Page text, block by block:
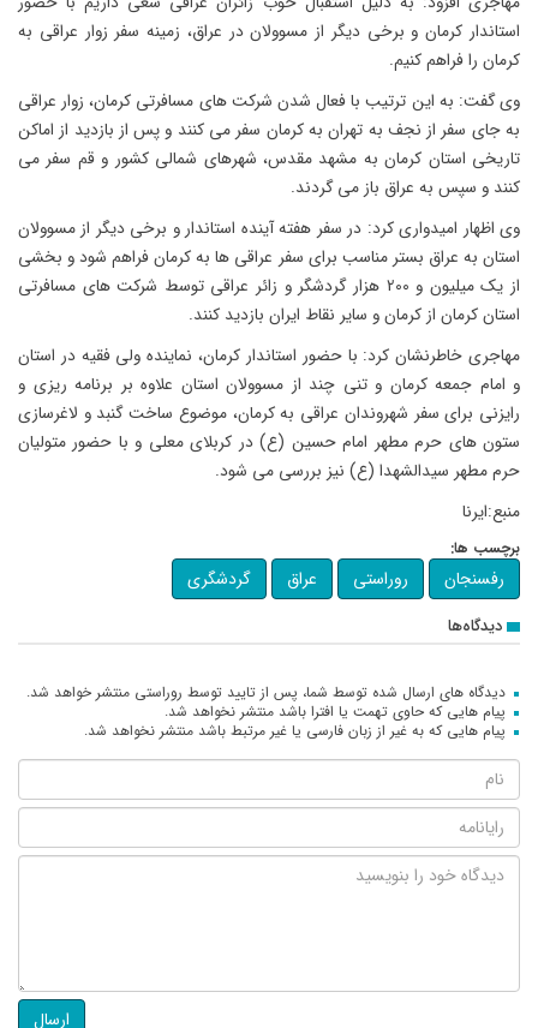
استاندار کرمان و برخی دیگر از مسوولان در عراق، زمینه سفر زوار عراقی به
کرمان را فراهم کنیم.
وی گفت: به این ترتیب با فعال شدن شرکت های مسافرتی کرمان، زوار عراقی
به جای سفر از نجف به تهران به کرمان سفر می کنند و پس از بازدید از اماکن
تاریخی استان کرمان به مشهد مقدس، شهرهای شمالی کشور و قم سفر می
کنند و سپس به عراق باز می گردند.
وی اظهار امیدواری کرد: در سفر هفته آینده استاندار و برخی دیگر از مسوولان
استان به عراق بستر مناسب برای سفر عراقی ها به کرمان فراهم شود و بخشی
از یک میلیون و 200 هزار گردشگر و زائر عراقی توسط شرکت های مسافرتی
استان کرمان از کرمان و سایر نقاط ایران بازدید کنند.
مهاجری خاطرنشان کرد: با حضور استاندار کرمان، نماینده ولی فقیه در استان
و امام جمعه کرمان و تنی چند از مسوولان استان علاوه بر برنامه ریزی و
رایزنی برای سفر شهروندان عراقی به کرمان، موضوع ساخت گنبد و لاغرسازی
ستون های حرم مطهر امام حسین (ع) در کربلای معلی و با حضور متولیان
حرم مطهر سیدالشهدا (ع) نیز بررسی می شود.
منبع:ایرنا
برچسب ها:
رفسنجان روراستی عراق گردشگری
دیدگاه‌ها
دیدگاه های ارسال شده توسط شما، پس از تایید توسط روراستی منتشر خواهد شد.
پیام هایی که حاوی تهمت یا افترا باشد منتشر نخواهد شد.
پیام هایی که به غیر از زبان فارسی یا غیر مرتبط باشد منتشر نخواهد شد.
ارسال